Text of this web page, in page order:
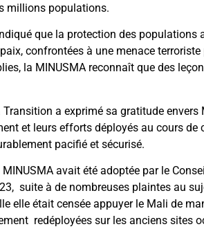
millions populations.
que la protection des populations
confrontées à une menace
la MINUSMA reconnaît que des
a exprimé sa gratitude envers
et leurs efforts déployés au cours
pacifié et sécurisé.
avait été adoptée par le
suite à de nombreuses plaintes au
elle était censée appuyer le Mali de
redéployées sur les anciens sites